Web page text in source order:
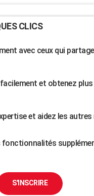
CLICS
avec ceux qui
et obtenez plus
et aidez les autres
S'INSCRIRE